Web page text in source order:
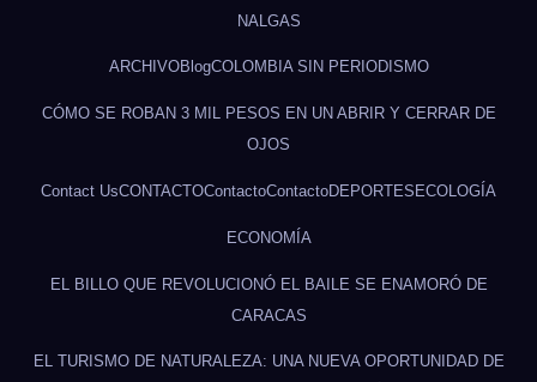
NALGAS
ARCHIVOBlogCOLOMBIA SIN PERIODISMO
CÓMO SE ROBAN 3 MIL PESOS EN UN ABRIR Y CERRAR DE
OJOS
Contact UsCONTACTOContactoContactoDEPORTES ECOLOGÍA
ECONOMÍA
EL BILLO QUE REVOLUCIONÓ EL BAILE SE ENAMORÓ DE
CARACAS
EL TURISMO DE NATURALEZA: UNA NUEVA OPORTUNIDAD DE